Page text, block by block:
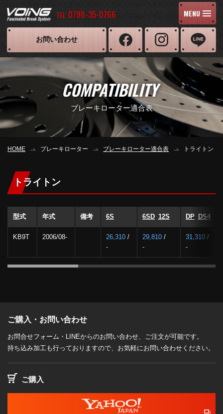
TEL 0798-35-0766 MENU
お問い合わせ
COMPATIBILITY
ブレーキローター適合表
HOME ブレーキローター ブレーキローター適合表 トライトン
トライトン
型式 年式 備考 6S 6SD 12S DP DS4
KB9T 2006/08- 26,310 /
-
29,810 /
-
31,310 /
-
ご購入・お問い合わせ
お問合せフォーム・LINEからのお問い合わせ、ご注文が可能です。
持ち込み加工も行っておりますので、お気軽にお問い合わせください。
ご購入